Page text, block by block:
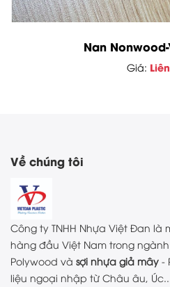
Nan
Giá:
Về chúng tôi
Công ty TNHH Nhựa Việt Đan là
hàng đầu Việt Nam trong
Polywood và sợi nhựa giả mây -
liệu ngoại nhập từ Châu âu,